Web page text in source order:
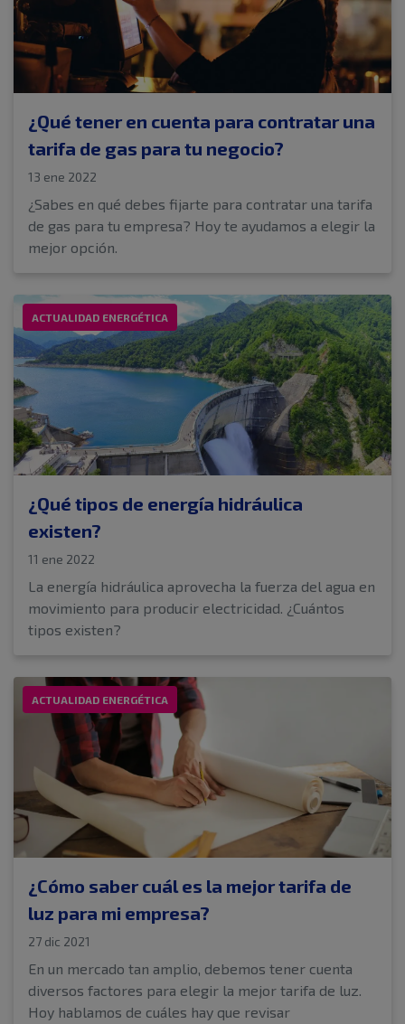
¿Qué tener en cuenta para contratar una
tarifa de gas para tu negocio?
13 ene 2022
¿Sabes en qué debes fijarte para contratar una tarifa
de gas para tu empresa? Hoy te ayudamos a elegir la
mejor opción.
ACTUALIDAD ENERGÉTICA
¿Qué tipos de energía hidráulica
existen?
11 ene 2022
La energía hidráulica aprovecha la fuerza del agua en
movimiento para producir electricidad. ¿Cuántos
tipos existen?
ACTUALIDAD ENERGÉTICA
¿Cómo saber cuál es la mejor tarifa de
luz para mi empresa?
27 dic 2021
En un mercado tan amplio, debemos tener cuenta
diversos factores para elegir la mejor tarifa de luz.
Hoy hablamos de cuáles hay que revisar